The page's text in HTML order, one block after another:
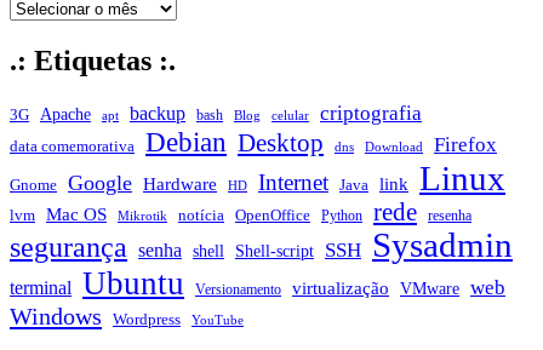
.: Etiquetas :.
3G Apache apt backup bash Blog celular criptografia
data comemorativa Debian Desktop dns Download Firefox
Gnome Google Hardware HD Internet Java link Linux
lvm Mac OS Mikrotik notícia OpenOffice Python rede resenha
segurança senha shell Shell-script SSH Sysadmin
terminal Ubuntu Versionamento virtualização VMware web
Windows Wordpress YouTube